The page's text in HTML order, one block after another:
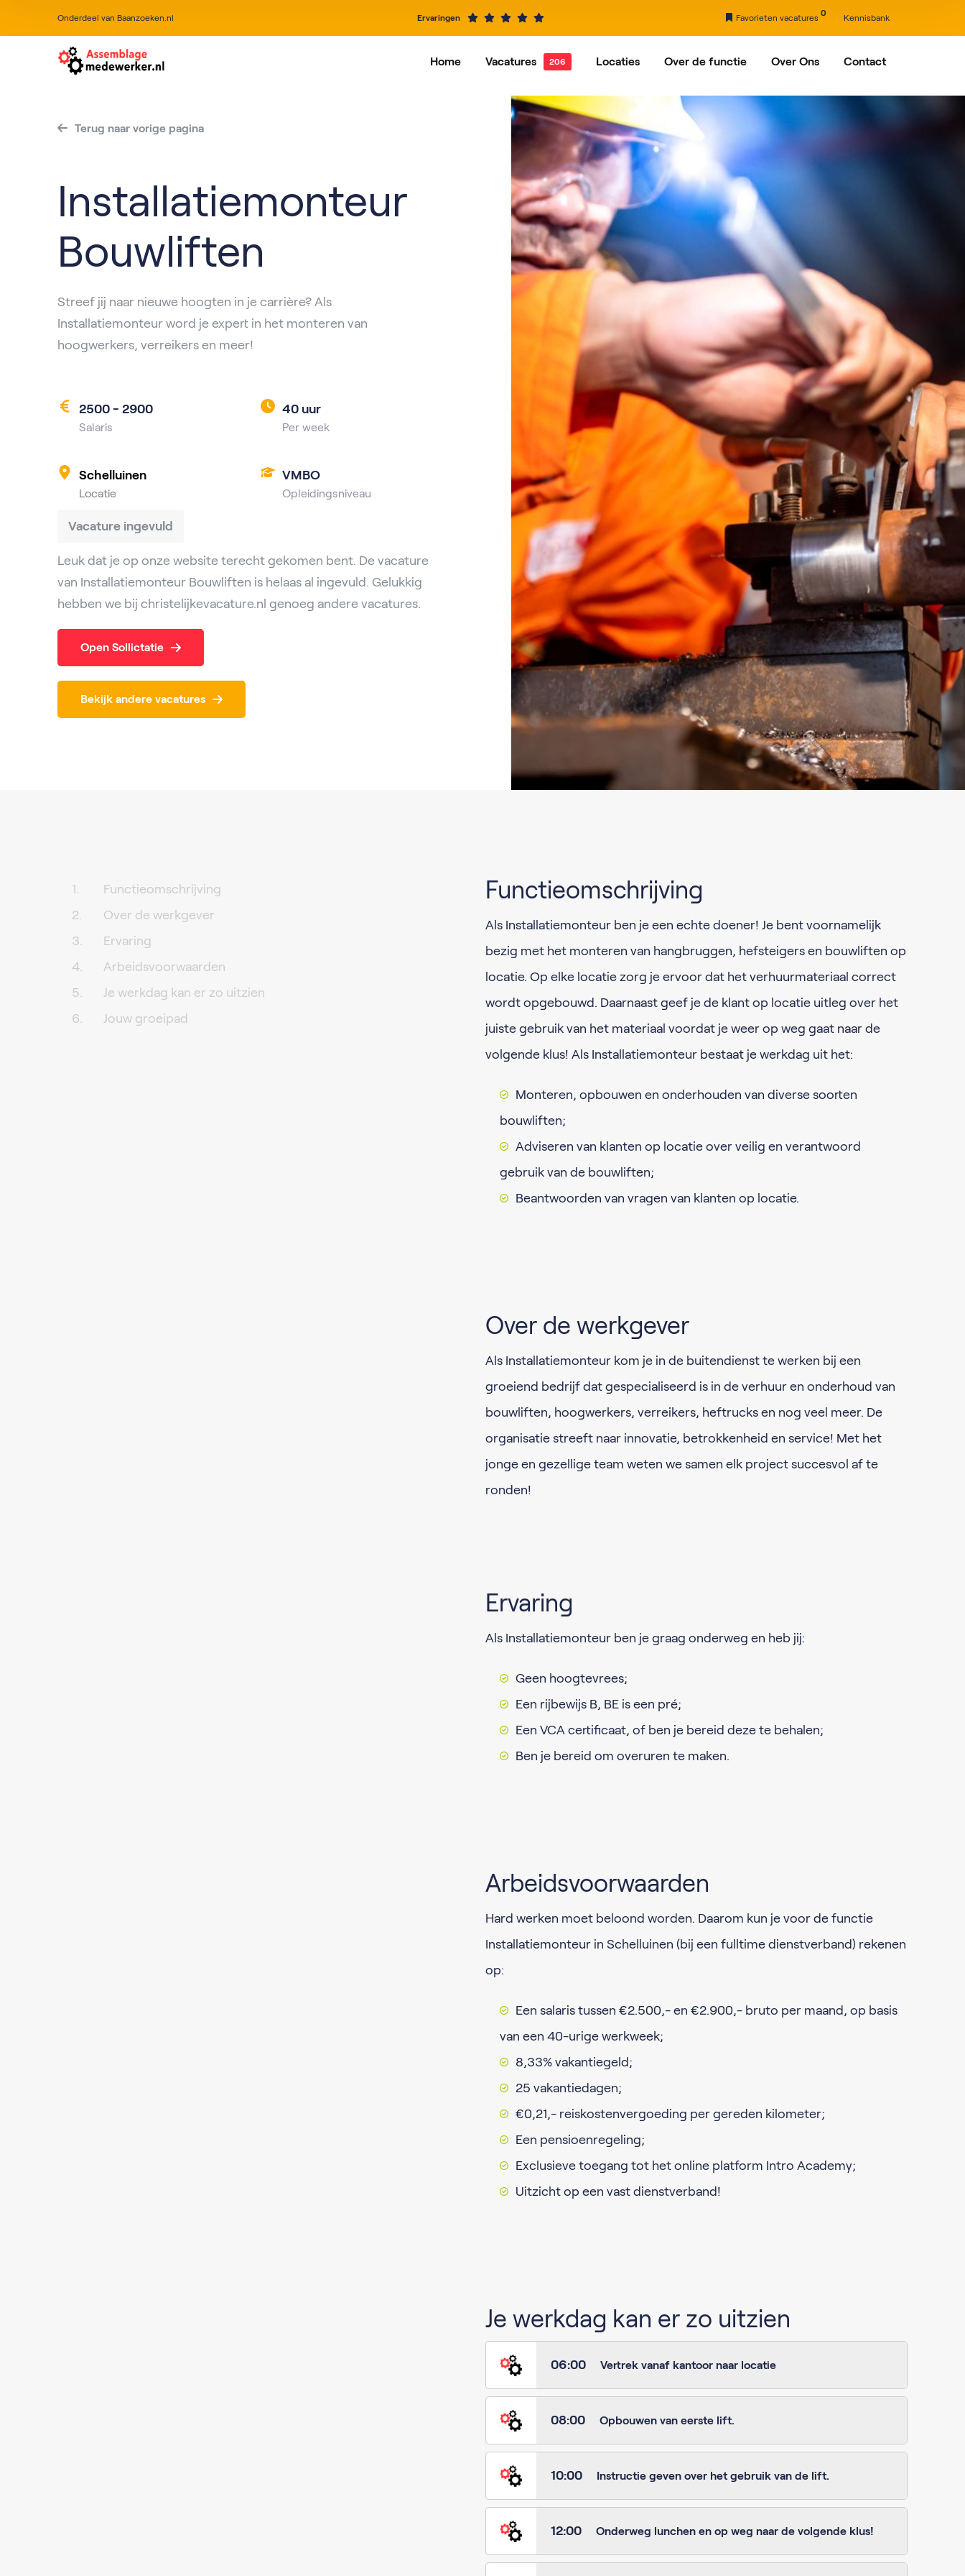
Onderdeel van Baanzoeken.nl Ervaringen Favorieten vacatures
0
Kennisbank
Home Vacatures
Vacatures per functie
Locaties
Dordrecht Hardinxveld-Giessendam
Alblasserdam Barendrecht
IJsselstein Rotterdam
Roosendaal Nieuwegein
Over de functie Over Ons
Ons verhaal
Contact
Terug naar vorige pagina
Installatiemonteur
Bouwliften
Streef jij naar nieuwe hoogten in je carrière? Als
Installatiemonteur word je expert in het monteren van
hoogwerkers, verreikers en meer!
2500 - 2900
Salaris
40 uur
Per week
Schelluinen
Locatie
VMBO
Opleidingsniveau
Vacature ingevuld
Leuk dat je op onze website terecht gekomen bent. De vacature
van Installatiemonteur Bouwliften is helaas al ingevuld. Gelukkig
hebben we bij christelijkevacature.nl genoeg andere vacatures.
Open Sollictatie
Bekijk andere vacatures
Functieomschrijving
Over de werkgever
Ervaring
Arbeidsvoorwaarden
Je werkdag kan er zo uitzien
Jouw groeipad
Functieomschrijving
Als Installatiemonteur ben je een echte doener! Je bent voornamelijk
bezig met het monteren van hangbruggen, hefsteigers en bouwliften op
locatie. Op elke locatie zorg je ervoor dat het verhuurmateriaal correct
wordt opgebouwd. Daarnaast geef je de klant op locatie uitleg over het
juiste gebruik van het materiaal voordat je weer op weg gaat naar de
volgende klus! Als Installatiemonteur bestaat je werkdag uit het:
Monteren, opbouwen en onderhouden van diverse soorten
bouwliften;
Adviseren van klanten op locatie over veilig en verantwoord
gebruik van de bouwliften;
Beantwoorden van vragen van klanten op locatie.
Over de werkgever
Als Installatiemonteur kom je in de buitendienst te werken bij een
groeiend bedrijf dat gespecialiseerd is in de verhuur en onderhoud van
bouwliften, hoogwerkers, verreikers, heftrucks en nog veel meer. De
organisatie streeft naar innovatie, betrokkenheid en service! Met het
jonge en gezellige team weten we samen elk project succesvol af te
ronden!
Ervaring
Als Installatiemonteur ben je graag onderweg en heb jij:
Geen hoogtevrees;
Een rijbewijs B, BE is een pré;
Een VCA certificaat, of ben je bereid deze te behalen;
Ben je bereid om overuren te maken.
Arbeidsvoorwaarden
Hard werken moet beloond worden. Daarom kun je voor de functie
Installatiemonteur in Schelluinen (bij een fulltime dienstverband) rekenen
op:
Een salaris tussen €2.500,- en €2.900,- bruto per maand, op basis
van een 40-urige werkweek;
8,33% vakantiegeld;
25 vakantiedagen;
€0,21,- reiskostenvergoeding per gereden kilometer;
Een pensioenregeling;
Exclusieve toegang tot het online platform Intro Academy;
Uitzicht op een vast dienstverband!
Je werkdag kan er zo uitzien
06:00 Vertrek vanaf kantoor naar locatie
08:00 Opbouwen van eerste lift.
10:00 Instructie geven over het gebruik van de lift.
12:00 Onderweg lunchen en op weg naar de volgende klus!